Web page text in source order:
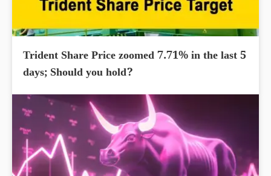
Trident Share Price zoomed 7.71% in the last 5
days; Should you hold?